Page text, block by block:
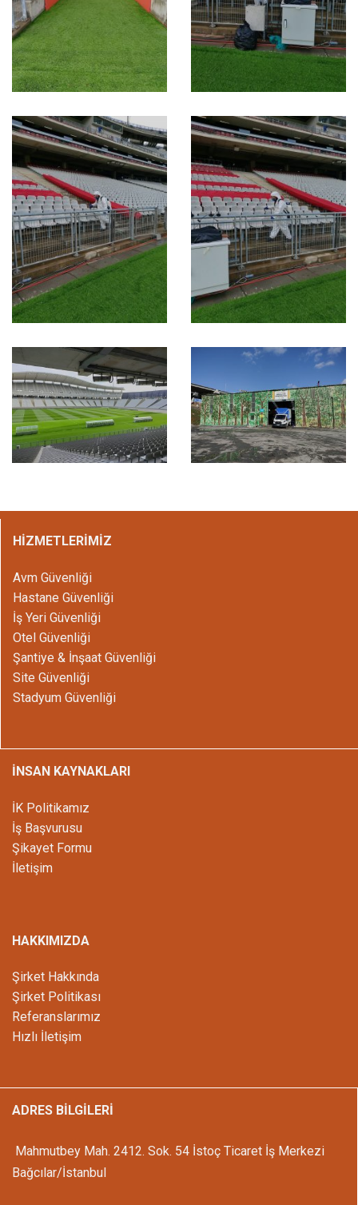
HİZMETLERİMİZ
Avm Güvenliği
Hastane Güvenliği
İş Yeri Güvenliği
Otel Güvenliği
Şantiye & İnşaat Güvenliği
Site Güvenliği
Stadyum Güvenliği
İNSAN KAYNAKLARI
İK Politikamız
İş Başvurusu
Şikayet Formu
İletişim
HAKKIMIZDA
Şirket Hakkında
Şirket Politikası
Referanslarımız
Hızlı İletişim
ADRES BİLGİLERİ
Mahmutbey Mah. 2412. Sok. 54 İstoç Ticaret İş Merkezi
Bağcılar/İstanbul